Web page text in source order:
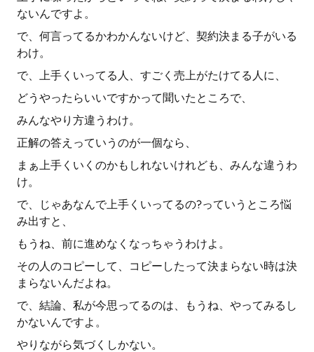
ないんですよ。
で、何言ってるかわかんないけど、契約決まる子がいる
わけ。
で、上手くいってる人、すごく売上がたけてる人に、
どうやったらいいですかって聞いたところで、
みんなやり方違うわけ。
正解の答えっていうのが一個なら、
まぁ上手くいくのかもしれないけれども、みんな違うわ
け。
で、じゃあなんで上手くいってるの?っていうところ悩
み出すと、
もうね、前に進めなくなっちゃうわけよ。
その人のコピーして、コピーしたって決まらない時は決
まらないんだよね。
で、結論、私が今思ってるのは、もうね、やってみるし
かないんですよ。
やりながら気づくしかない。